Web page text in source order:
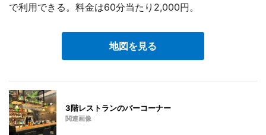
で利用できる。料金は60分当たり2,000円。
地図を見る
3階レストランのバーコーナー
関連画像